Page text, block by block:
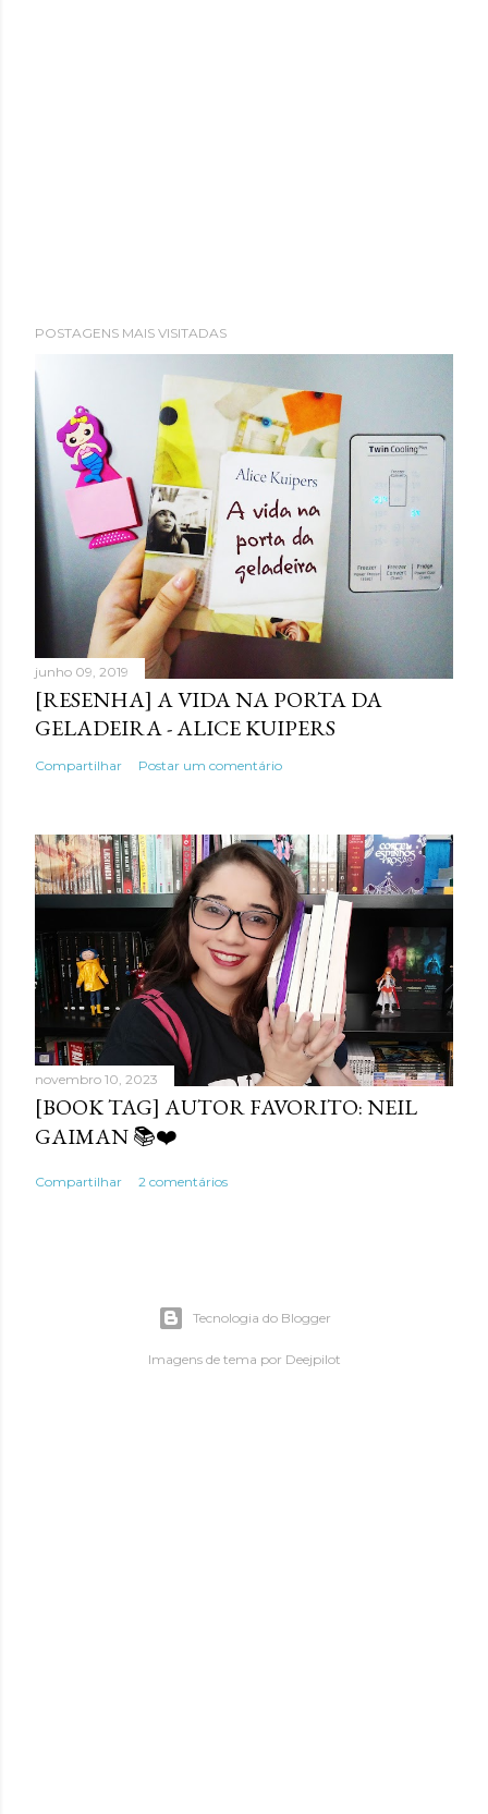
POSTAGENS MAIS VISITADAS
junho 09, 2019
[RESENHA] A VIDA NA PORTA DA
GELADEIRA - ALICE KUIPERS
Compartilhar Postar um comentário
novembro 10, 2023
[BOOK TAG] AUTOR FAVORITO: NEIL
GAIMAN 📚❤️
Compartilhar 2 comentários
Tecnologia do Blogger
Imagens de tema por Deejpilot